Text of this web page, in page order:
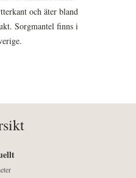
och äter bland
Sorgmantel finns i